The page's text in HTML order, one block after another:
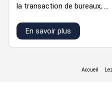
preneur
Information sur le Bail :
Honoraires de management
la transaction de bureaux, ...
En savoir plus